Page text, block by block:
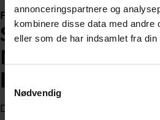
annonceringspartnere og
kombinere disse data med andre
eller som de har indsamlet fra din
Nødvendig
Forside»Kendte
Sygdom
Mette-Marit skal
Det norske kongehus bekræfter,